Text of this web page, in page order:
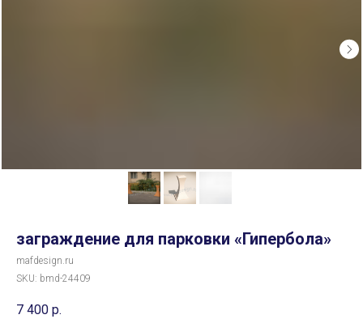
заграждение для парковки «Гипербола»
mafdesign.ru
SKU: bmd-24409
7 400 р.